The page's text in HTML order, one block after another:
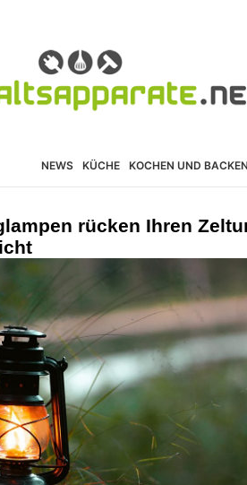
NEWS KÜCHE KOCHEN UND BACKEN
rücken Ihren